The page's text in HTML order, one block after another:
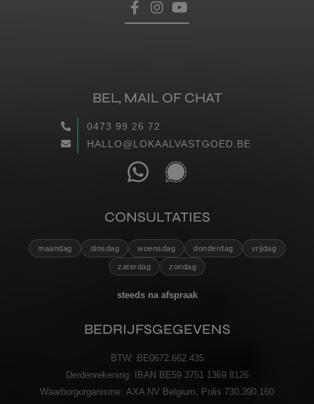
Laat hier uw gegevens achter, dan nemen wij zo
snel mogelijk contact met u op.
VERZENDEN
HOME
WAARGEMAAKT
RECENSIES
BEL, MAIL OF CHAT
0473 99 26 72
HALLO@LOKAALVASTGOED.BE
CONSULTATIES
maandag dinsdag woensdag donderdag vrijdag
zaterdag zondag
steeds na afspraak
BEDRIJFSGEGEVENS
BTW: BE0672.662.435
Derdenrekening:
IBAN BE59 3751 1369 8126
Waarborgorganisme: AXA NV Belgium, Polis 730.390.160